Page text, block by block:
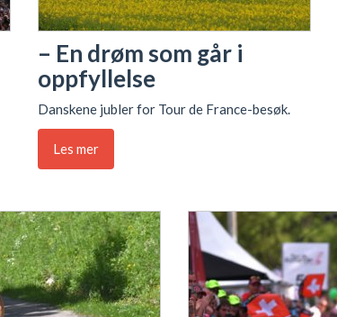
– En drøm som går i
oppfyllelse
Danskene jubler for Tour de France-besøk.
Les mer